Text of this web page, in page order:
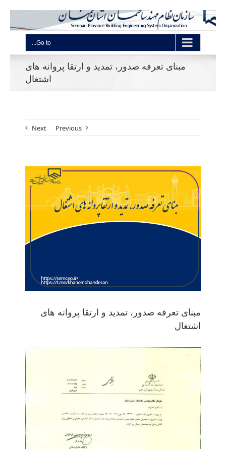
Go to...
مبنای تعرفه صدور، تمدید و ارتقا پروانه های
اشتغال
Previous
Next
View
Larger
Image
مبنای تعرفه صدور، تمدید و ارتقا پروانه های
اشتغال